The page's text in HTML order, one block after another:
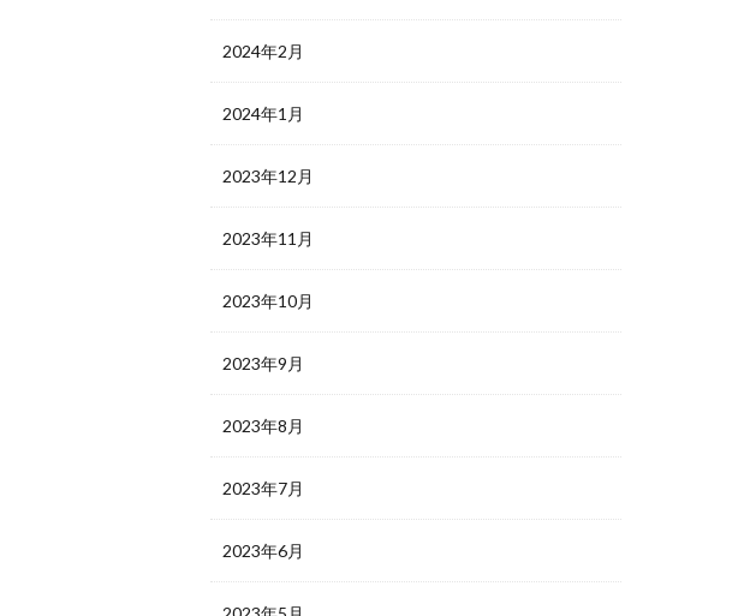
2024年2月
2024年1月
2023年12月
2023年11月
2023年10月
2023年9月
2023年8月
2023年7月
2023年6月